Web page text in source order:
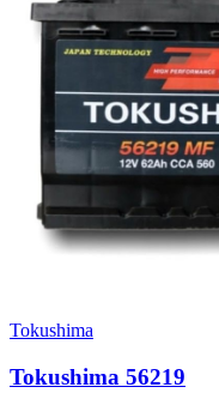
Tokushima
Tokushima 56219